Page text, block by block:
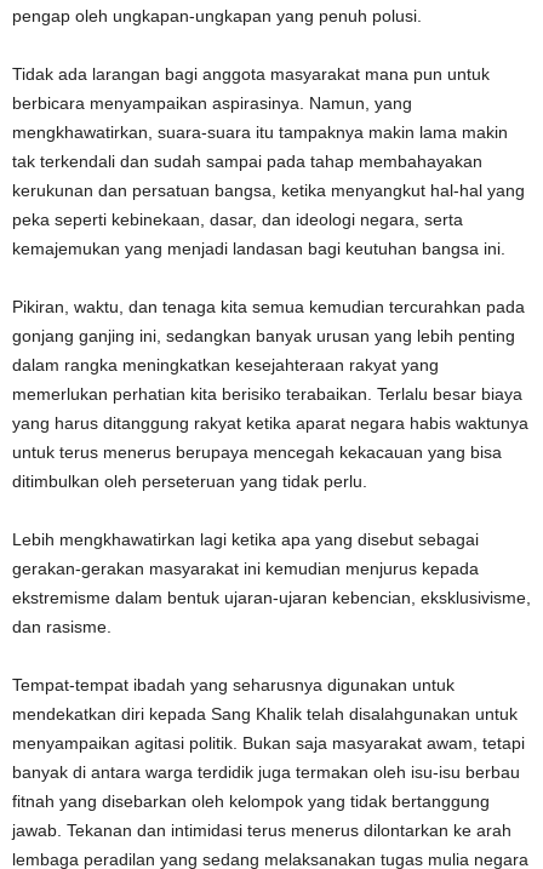
pengap oleh ungkapan-ungkapan yang penuh polusi.
Tidak ada larangan bagi anggota masyarakat mana pun untuk
berbicara menyampaikan aspirasinya. Namun, yang
mengkhawatirkan, suara-suara itu tampaknya makin lama makin
tak terkendali dan sudah sampai pada tahap membahayakan
kerukunan dan persatuan bangsa, ketika menyangkut hal-hal yang
peka seperti kebinekaan, dasar, dan ideologi negara, serta
kemajemukan yang menjadi landasan bagi keutuhan bangsa ini.
Pikiran, waktu, dan tenaga kita semua kemudian tercurahkan pada
gonjang ganjing ini, sedangkan banyak urusan yang lebih penting
dalam rangka meningkatkan kesejahteraan rakyat yang
memerlukan perhatian kita berisiko terabaikan. Terlalu besar biaya
yang harus ditanggung rakyat ketika aparat negara habis waktunya
untuk terus menerus berupaya mencegah kekacauan yang bisa
ditimbulkan oleh perseteruan yang tidak perlu.
Lebih mengkhawatirkan lagi ketika apa yang disebut sebagai
gerakan-gerakan masyarakat ini kemudian menjurus kepada
ekstremisme dalam bentuk ujaran-ujaran kebencian, eksklusivisme,
dan rasisme.
Tempat-tempat ibadah yang seharusnya digunakan untuk
mendekatkan diri kepada Sang Khalik telah disalahgunakan untuk
menyampaikan agitasi politik. Bukan saja masyarakat awam, tetapi
banyak di antara warga terdidik juga termakan oleh isu-isu berbau
fitnah yang disebarkan oleh kelompok yang tidak bertanggung
jawab. Tekanan dan intimidasi terus menerus dilontarkan ke arah
lembaga peradilan yang sedang melaksanakan tugas mulia negara